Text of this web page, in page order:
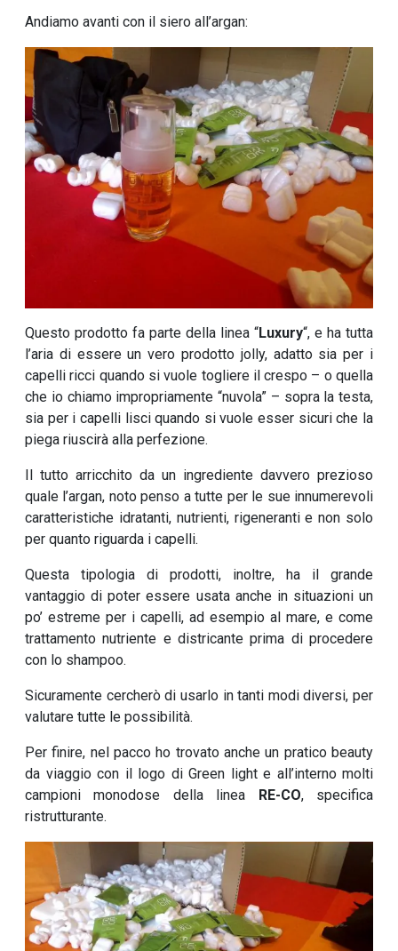
Andiamo avanti con il siero all’argan:
Questo prodotto fa parte della linea “Luxury“, e ha tutta
l’aria di essere un vero prodotto jolly, adatto sia per i
capelli ricci quando si vuole togliere il crespo – o quella
che io chiamo impropriamente “nuvola” – sopra la testa,
sia per i capelli lisci quando si vuole esser sicuri che la
piega riuscirà alla perfezione.
Il tutto arricchito da un ingrediente davvero prezioso
quale l’argan, noto penso a tutte per le sue innumerevoli
caratteristiche idratanti, nutrienti, rigeneranti e non solo
per quanto riguarda i capelli.
Questa tipologia di prodotti, inoltre, ha il grande
vantaggio di poter essere usata anche in situazioni un
po’ estreme per i capelli, ad esempio al mare, e come
trattamento nutriente e districante prima di procedere
con lo shampoo.
Sicuramente cercherò di usarlo in tanti modi diversi, per
valutare tutte le possibilità.
Per finire, nel pacco ho trovato anche un pratico beauty
da viaggio con il logo di Green light e all’interno molti
campioni monodose della linea RE-CO, specifica
ristrutturante.